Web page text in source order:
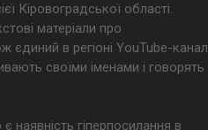
Кіровоградської області.
матеріали про
єдиний в регіоні YouTube-канал
своїми іменами і говорять
наявність гіперпосилання в